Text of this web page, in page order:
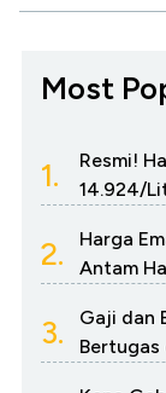
Most
1.
Resmi!
14.924/
2.
Harga
Antam
3.
Gaji dan
Bertugas